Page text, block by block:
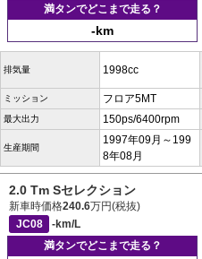
満タンでどこまで走る？
-km
排気量 1998cc
ミッション フロア5MT
最大出力 150ps/6400rpm
生産期間
1997年09月～199
8年08月
2.0 Tm Sセレクション
新車時価格240.6万円(税抜)
JC08
-km/L
満タンでどこまで走る？